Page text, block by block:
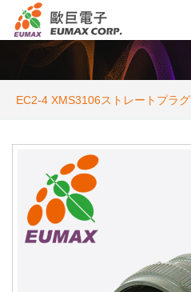
EC2-4 XMS3106ストレートプラグ